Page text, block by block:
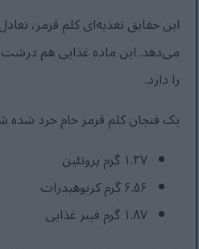
این حقایق تغذیه‌ای کلم قرمز،
می‌دهد. این ماده غذایی هم
را دارد.
یک فنجان کلم قرمز خام خرد شده
۱.۲۷ گرم پروتئین
۶.۵۶ گرم کربوهیدرات
۱.۸۷ گرم فیبر غذایی